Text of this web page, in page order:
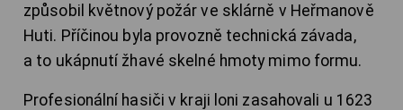
způsobil květnový požár ve sklárně v Heřmanově
Huti. Příčinou byla provozně technická závada,
a to ukápnutí žhavé skelné hmoty mimo formu.
Profesionální hasiči v kraji loni zasahovali u 1623